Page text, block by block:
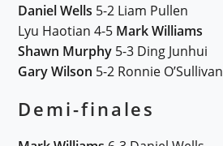
Daniel Wells 5-2 Liam Pullen
Lyu Haotian 4-5 Mark Williams
Shawn Murphy 5-3 Ding Junhui
Gary Wilson 5-2 Ronnie O’Sullivan
Demi-finales